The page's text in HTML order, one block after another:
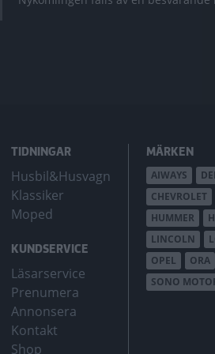
TIDNINGAR
Husbil&Husvagn
Klassiker
Moped
KUNDSERVICE
Läsarservice
Prenumera
Annonsera
Kontakt
Shop
MÄRKEN
AIWAYS
CHEVROLET
HUMMER
LINCOLN
OPEL
ORA
SONO